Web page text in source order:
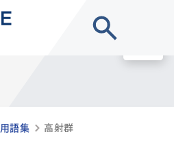
用語集 高射群